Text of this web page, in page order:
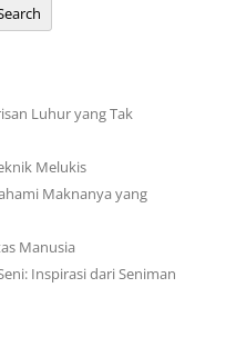
Luhur yang Tak
Melukis
Maknanya yang
Manusia
Inspirasi dari Seniman